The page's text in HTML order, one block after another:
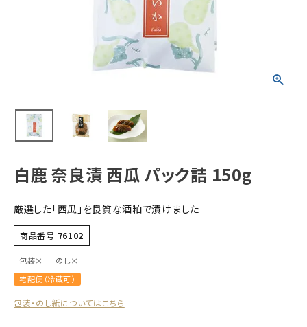
食品
酒器
キーワードから探す
受賞酒
飲み比べ
セット
大容量
白鹿 奈良漬 西瓜 パック詰 150g
厳選した「西瓜」を良質な酒粕で漬けました
商品番号 76102
包装×
のし×
宅配便（冷蔵可）
包装・のし紙についてはこちら